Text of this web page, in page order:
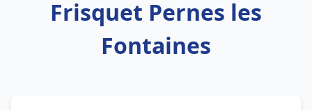
Frisquet Pernes les
Fontaines